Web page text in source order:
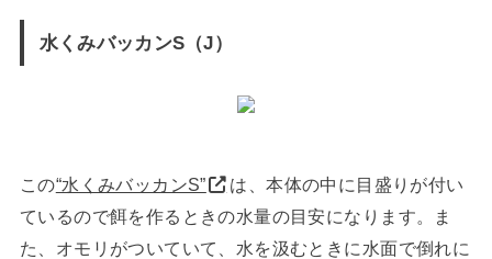
水くみバッカンS（J）
この“水くみバッカンS”
は、本体の中に目盛りが付い
ているので餌を作るときの水量の目安になります。ま
た、オモリがついていて、水を汲むときに水面で倒れに